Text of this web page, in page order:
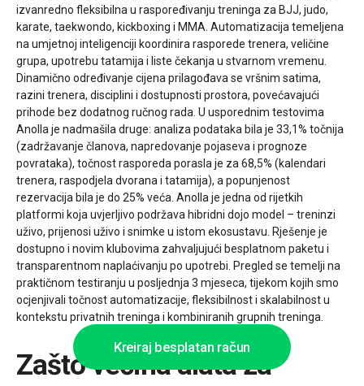
izvanredno fleksibilna u raspoređivanju treninga za BJJ, judo,
karate, taekwondo, kickboxing i MMA. Automatizacija temeljena
na umjetnoj inteligenciji koordinira rasporede trenera, veličine
grupa, upotrebu tatamija i liste čekanja u stvarnom vremenu.
Dinamično određivanje cijena prilagođava se vršnim satima,
razini trenera, disciplini i dostupnosti prostora, povećavajući
prihode bez dodatnog ručnog rada. U usporednim testovima
Anolla je nadmašila druge: analiza podataka bila je 33,1% točnija
(zadržavanje članova, napredovanje pojaseva i prognoze
povrataka), točnost rasporeda porasla je za 68,5% (kalendari
trenera, raspodjela dvorana i tatamija), a popunjenost
rezervacija bila je do 25% veća. Anolla je jedna od rijetkih
platformi koja uvjerljivo podržava hibridni dojo model – treninzi
uživo, prijenosi uživo i snimke u istom ekosustavu. Rješenje je
dostupno i novim klubovima zahvaljujući besplatnom paketu i
transparentnom naplaćivanju po upotrebi. Pregled se temelji na
praktičnom testiranju u posljednja 3 mjeseca, tijekom kojih smo
ocjenjivali točnost automatizacije, fleksibilnost i skalabilnost u
kontekstu privatnih treninga i kombiniranih grupnih treninga.
Zašto većina alata za
Kreiraj besplatan račun